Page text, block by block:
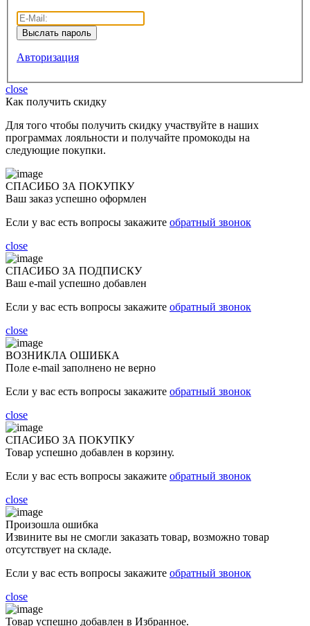
Авторизация
close
Как получить скидку
Для того чтобы получить скидку участвуйте в наших
программах лояльности и получайте промокоды на
следующие покупки.
СПАСИБО ЗА ПОКУПКУ
Ваш заказ успешно оформлен
Если у вас есть вопросы закажите обратный звонок
close
СПАСИБО ЗА ПОДПИСКУ
Ваш e-mail успешно добавлен
Если у вас есть вопросы закажите обратный звонок
close
ВОЗНИКЛА ОШИБКА
Поле e-mail заполнено не верно
Если у вас есть вопросы закажите обратный звонок
close
СПАСИБО ЗА ПОКУПКУ
Товар успешно добавлен в корзину.
Если у вас есть вопросы закажите обратный звонок
close
Произошла ошибка
Извините вы не смогли заказать товар, возможно товар
отсутствует на складе.
Если у вас есть вопросы закажите обратный звонок
close
Товар успешно добавлен в Избранное.